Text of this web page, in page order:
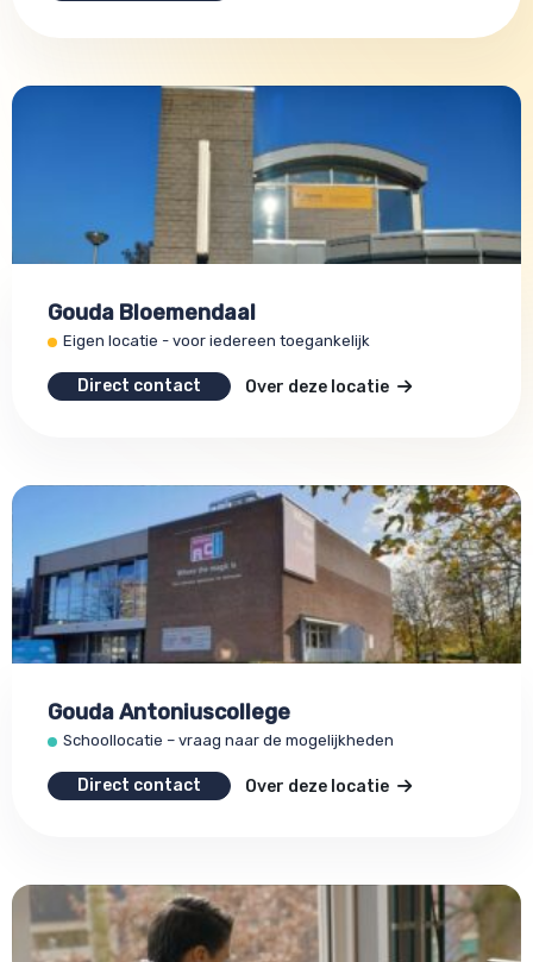
Gouda Bloemendaal
Eigen locatie - voor iedereen toegankelijk
Direct contact Over deze locatie
Gouda Antoniuscollege
Schoollocatie – vraag naar de mogelijkheden
Direct contact Over deze locatie